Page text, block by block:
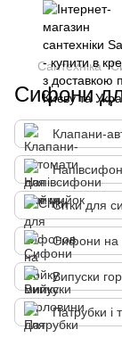
Сантехніка
Сифони
Клапани-
Сітки для
Сифони на
Випуски
Патрубки і